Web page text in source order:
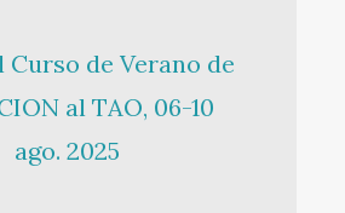
Curso de Verano de
al TAO, 06-10
ago. 2025